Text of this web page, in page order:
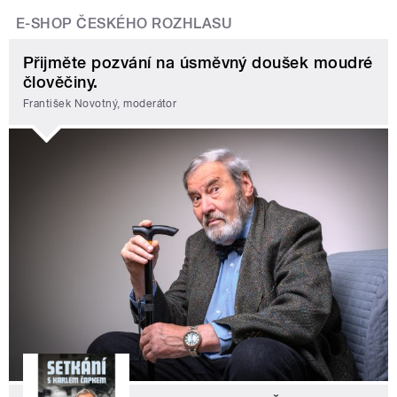
E-SHOP ČESKÉHO ROZHLASU
Přijměte pozvání na úsměvný doušek moudré
člověčiny.
František Novotný, moderátor